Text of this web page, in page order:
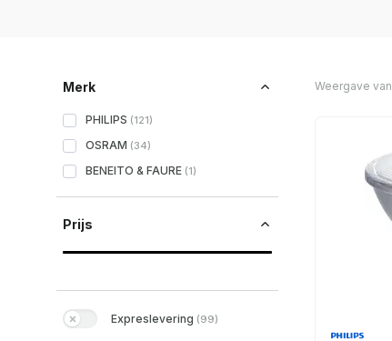
Merk
PHILIPS (121)
OSRAM (34)
BENEITO & FAURE (1)
Prijs
Expreslevering (99)
Weergave van